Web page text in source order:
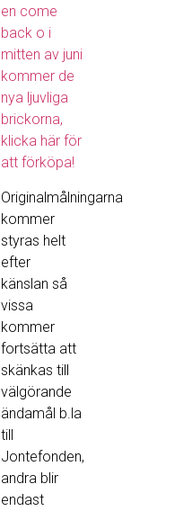
en come
back o i
mitten av juni
kommer de
nya ljuvliga
brickorna,
klicka här för
att förköpa!
Originalmålningarna
kommer
styras helt
efter
känslan så
vissa
kommer
fortsätta att
skänkas till
välgörande
ändamål b.la
till
Jontefonden,
andra blir
endast